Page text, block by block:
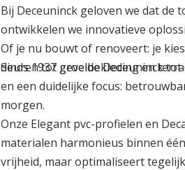
Bij Deceuninck geloven we dat de
ontwikkelen we innovatieve
Of je nu bouwt of renoveert: je
deuren tot gevelbekleding en
Sinds 1937 groeide Deceuninck
en een duidelijke focus:
morgen.
Onze Elegant pvc-profielen en
materialen harmonieus binnen
vrijheid, maar optimaliseert